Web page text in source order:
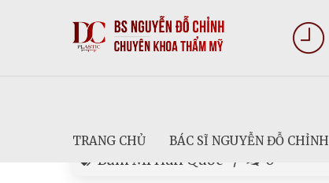
TRANG CHỦ BÁC SĨ NGUYỄN ĐỖ CHỈNH
Bấm Mí Hàn Quốc 0